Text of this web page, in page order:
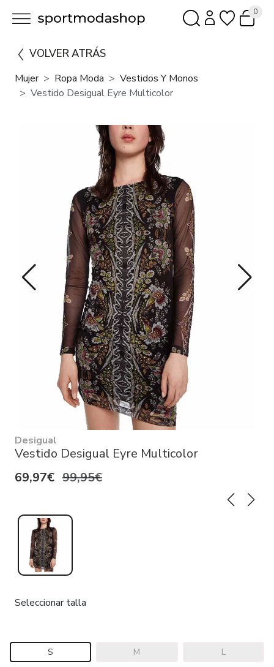
0
VOLVER ATRÁS
Mujer Ropa Moda
Vestidos Y Monos
Vestido Desigual Eyre Multicolor
Desigual
Vestido Desigual Eyre Multicolor
69,97€ 99,95€
Seleccionar talla
S M L